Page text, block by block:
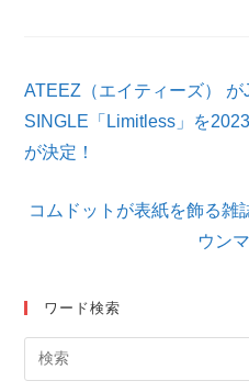
の
他
記
を
ATEEZ（エイティーズ） が
SINGLE「Limitless」を
が決定！
コムドットが表紙を飾る雑
ウン
ワード検索